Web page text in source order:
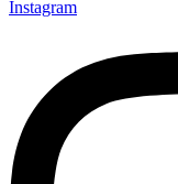
Instagram